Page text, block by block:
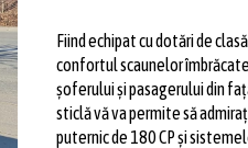
Fiind echipat cu dotări de
confortul scaunelor
șoferului și pasagerului din
sticlă vă va permite să
puternic de 180 CP și